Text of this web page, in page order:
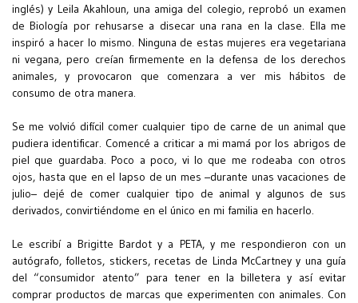
inglés) y Leila Akahloun, una amiga del colegio, reprobó un examen
de Biología por rehusarse a disecar una rana en la clase. Ella me
inspiró a hacer lo mismo. Ninguna de estas mujeres era vegetariana
ni vegana, pero creían firmemente en la defensa de los derechos
animales, y provocaron que comenzara a ver mis hábitos de
consumo de otra manera.
Se me volvió difícil comer cualquier tipo de carne de un animal que
pudiera identificar. Comencé a criticar a mi mamá por los abrigos de
piel que guardaba. Poco a poco, vi lo que me rodeaba con otros
ojos, hasta que en el lapso de un mes –durante unas vacaciones de
julio– dejé de comer cualquier tipo de animal y algunos de sus
derivados, convirtiéndome en el único en mi familia en hacerlo.
Le escribí a Brigitte Bardot y a PETA, y me respondieron con un
autógrafo, folletos, stickers, recetas de Linda McCartney y una guía
del “consumidor atento” para tener en la billetera y así evitar
comprar productos de marcas que experimenten con animales. Con